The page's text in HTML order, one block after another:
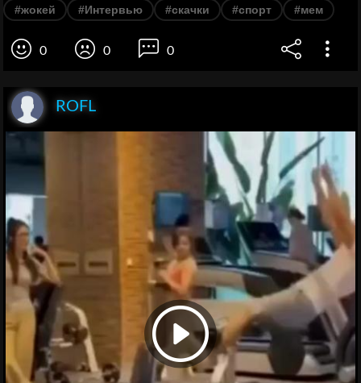
#жокей #Интервью #скачки #спорт #мем
0 0 0
ROFL